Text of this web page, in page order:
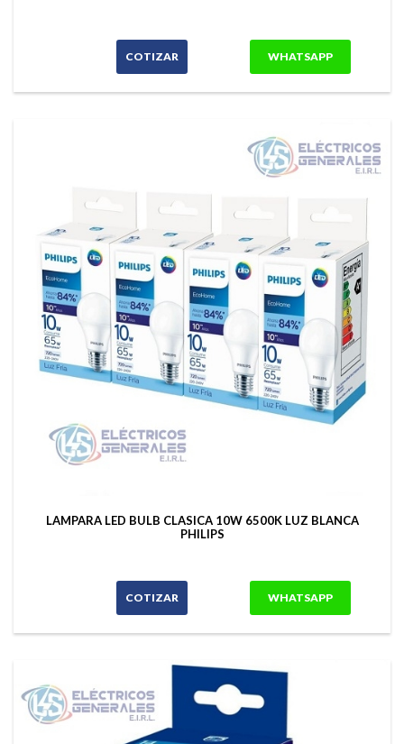
COTIZAR WHATSAPP
LAMPARA LED BULB CLASICA 10W 6500K LUZ BLANCA
PHILIPS
COTIZAR WHATSAPP